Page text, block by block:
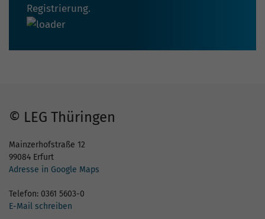
Registrierung.
© LEG Thüringen
Mainzerhofstraße 12
99084 Erfurt
Adresse in Google Maps
Telefon: 0361 5603-0
E-Mail schreiben